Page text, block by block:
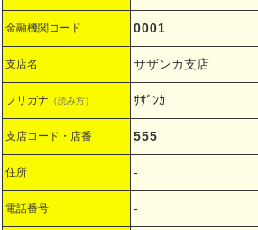
金融機関コード 0001
支店名 サザンカ支店
フリガナ （読み方） ｻｻﾞﾝｶ
支店コード・店番 555
住所 -
電話番号 -